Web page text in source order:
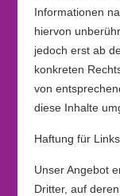
Informationen
hiervon
jedoch erst ab
konkreten
von
diese Inhalte
Haftung für Links
Unser Angebot
Dritter, auf